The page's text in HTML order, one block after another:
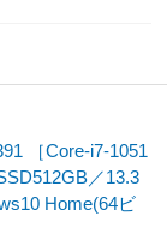
［Core-i7-1051
／13.3
Home(64ビ